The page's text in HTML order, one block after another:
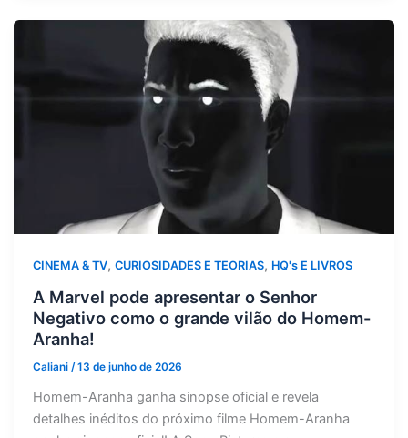
CINEMA & TV,CURIOSIDADES E TEORIAS, HQ's E LIVROS
A Marvel pode apresentar o Senhor
Negativo como o grande vilão do Homem-
Aranha!
Caliani/13 de junho de 2026
Homem-Aranha ganha sinopse oficial e revela
detalhes inéditos do próximo filme Homem-Aranha